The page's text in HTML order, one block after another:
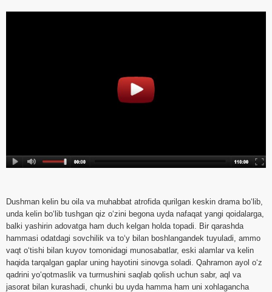
Dushman kelin bu oila va muhabbat atrofida qurilgan keskin drama bo‘lib,
unda kelin bo‘lib tushgan qiz o‘zini begona uyda nafaqat yangi qoidalarga,
balki yashirin adovatga ham duch kelgan holda topadi. Bir qarashda
hammasi odatdagi sovchilik va to‘y bilan boshlangandek tuyuladi, ammo
vaqt o‘tishi bilan kuyov tomonidagi munosabatlar, eski alamlar va kelin
haqida tarqalgan gaplar uning hayotini sinovga soladi. Qahramon ayol o‘z
qadrini yo‘qotmaslik va turmushini saqlab qolish uchun sabr, aql va
jasorat bilan kurashadi, chunki bu uyda hamma ham uni xohlagancha